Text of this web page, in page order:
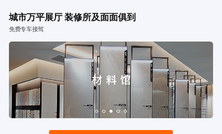
城市万平展厅 装修所及面面俱到
免费专车接驾